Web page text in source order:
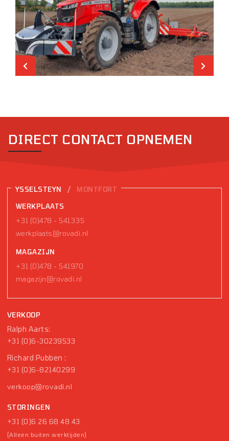
DIRECT CONTACT OPNEMEN
YSSELSTEYN / MONTFORT
WERKPLAATS
+31 (0)478 - 541335
werkplaats@rovadi.nl
MAGAZIJN
+31 (0)478 - 541970
magazijn@rovadi.nl
VERKOOP
Ralph Aarts:
+31 (0)6-30239533
Richard Pubben :
+31 (0)6-82140299
verkoop@rovadi.nl
STORINGEN
+31 (0)6 26 68 48 43
(Alleen buiten werktijden)